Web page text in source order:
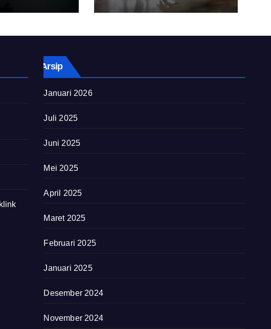
Arsip
Januari 2026
Juli 2025
Juni 2025
Mei 2025
April 2025
Maret 2025
Februari 2025
Januari 2025
Desember 2024
November 2024